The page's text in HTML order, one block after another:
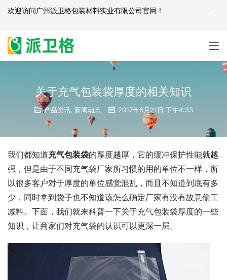
关于充气包装袋厚度的相关知识
产品资讯, 新闻动态 2017年6月21日 下午4:33
我们都知道充气包装袋的厚度越厚，它的缓冲保护性能就越
强，但是由于不同充气袋厂家所习惯的用的单位不一样，所
以很多客户对于厚度的单位感觉混乱，而且不知道到底有多
少，同时拿到袋子也不知道该怎么确定厂家有没有故意偷工
减料。下面，我们就来科普一下关于充气包装袋厚度的一些
知识，让商家们对充气袋的认识可以更深一层。
欢迎访问广州派卫格包装材料实业有限公司官网 ！